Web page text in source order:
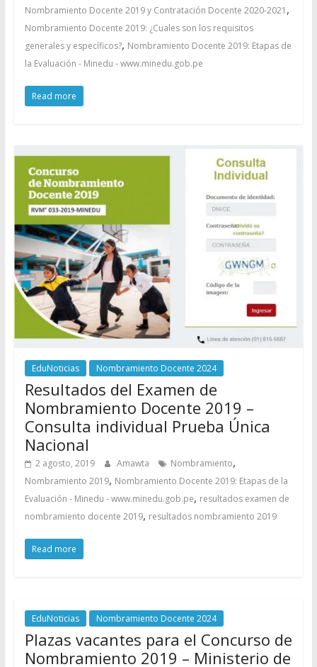
Nombramiento Docente 2019 y Contratación Docente 2020-2021 ,
Nombramiento Docente 2019: ¿Cuales son los requisitos
generales y específicos?, Nombramiento Docente 2019: Etapas de
la Evaluación - Minedu - www.minedu.gob.pe
Read more
EduNoticias Nombramiento Docente 2024
Resultados del Examen de
Nombramiento Docente 2019 –
Consulta individual Prueba Única
Nacional
2 agosto, 2019 Amawta Nombramiento,
Nombramiento 2019, Nombramiento Docente 2019: Etapas de la
Evaluación - Minedu - www.minedu.gob.pe, resultados examen de
nombramiento docente 2019, resultados nombramiento 2019
Read more
EduNoticias Nombramiento Docente 2024
Plazas vacantes para el Concurso de
Nombramiento 2019 – Ministerio de